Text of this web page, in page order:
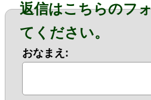
返信はこちらのフ
てください。
おなまえ: